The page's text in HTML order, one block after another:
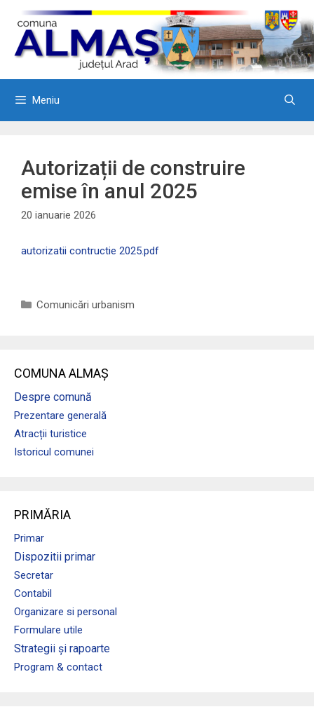
conținut
Meniu
Autorizații de construire
emise în anul 2025
20 ianuarie 2026
autorizatii contructie 2025.pdf
Categorii
Comunicări urbanism
COMUNA ALMAȘ
Despre comună
Prezentare generală
Atracții turistice
Istoricul comunei
PRIMĂRIA
Primar
Dispozitii primar
Secretar
Contabil
Organizare si personal
Formulare utile
Strategii și rapoarte
Program & contact